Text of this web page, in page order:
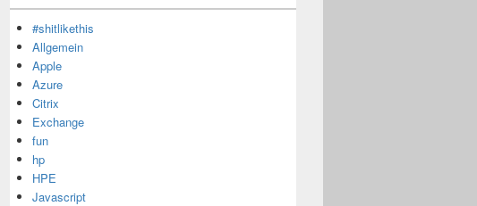
#shitlikethis
Allgemein
Apple
Azure
Citrix
Exchange
fun
hp
HPE
Javascript